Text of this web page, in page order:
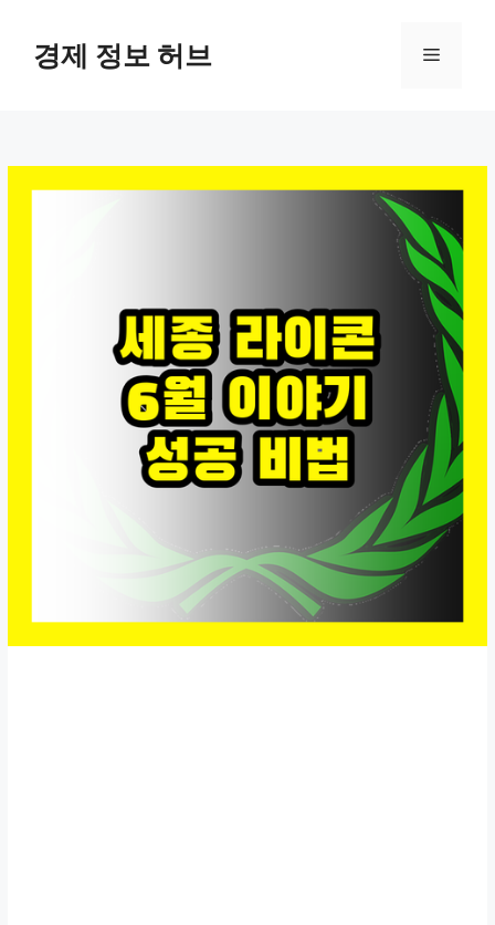
경제 정보 허브 메